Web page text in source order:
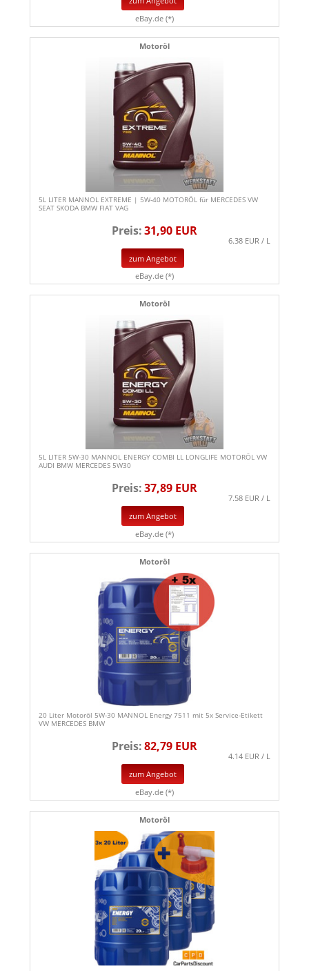
eBay.de (*)
Motoröl
5L LITER MANNOL EXTREME | 5W-40 MOTORÖL für MERCEDES VW
SEAT SKODA BMW FIAT VAG
Preis:31,90 EUR
6.38 EUR / L
zum Angebot
eBay.de (*)
Motoröl
5L LITER 5W-30 MANNOL ENERGY COMBI LL LONGLIFE MOTORÖL VW
AUDI BMW MERCEDES 5W30
Preis:37,89 EUR
7.58 EUR / L
zum Angebot
eBay.de (*)
Motoröl
20 Liter Motoröl 5W-30 MANNOL Energy 7511 mit 5x Service-Etikett
VW MERCEDES BMW
Preis:82,79 EUR
4.14 EUR / L
zum Angebot
eBay.de (*)
Motoröl